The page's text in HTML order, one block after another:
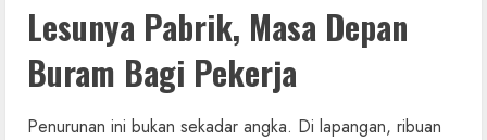
Lesunya Pabrik, Masa Depan
Buram Bagi Pekerja
Penurunan ini bukan sekadar angka. Di lapangan, ribuan